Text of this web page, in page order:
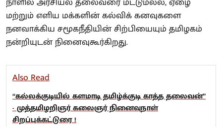
மற்றும் எளிய மக்களின் கல்விக் கனவுகளை
நனவாக்கிய சமூகநீதியின் சிற்பியையும் தமிழகம்
நன்றியுடன் நினைவுகூர்கிறது.
Also Read
“கல்லக்குடியில் களமாடி தமிழ்க்குடி காத்த தலைவன்”
- முத்தமிழறிஞர் கலைஞர் நினைவுநாள்
சிறப்புக்கட்டுரை !